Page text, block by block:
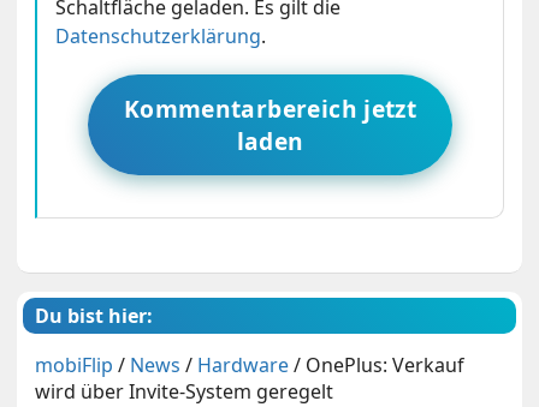
Schaltfläche geladen. Es gilt die
Datenschutzerklärung.
Kommentarbereich jetzt
laden
Du bist hier:
mobiFlip / News / Hardware/ OnePlus: Verkauf
wird über Invite-System geregelt